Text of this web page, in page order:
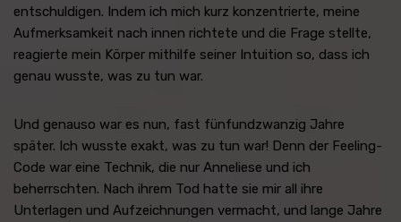
entschuldigen. Indem ich mich kurz konzentrierte, meine
Aufmerksamkeit nach innen richtete und die Frage stellte,
reagierte mein Körper mithilfe seiner Intuition so, dass ich
genau wusste, was zu tun war.
Und genauso war es nun, fast fünfundzwanzig Jahre
später. Ich wusste exakt, was zu tun war! Denn der Feeling-
Code war eine Technik, die nur Anneliese und ich
beherrschten. Nach ihrem Tod hatte sie mir all ihre
Unterlagen und Aufzeichnungen vermacht, und lange Jahre